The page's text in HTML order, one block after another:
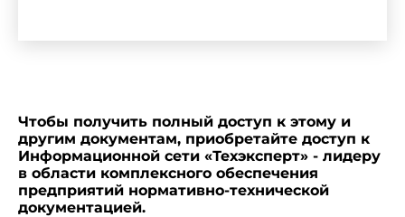
Чтобы получить полный доступ к этому и
другим документам, приобретайте доступ к
Информационной сети «Техэксперт» - лидеру
в области комплексного обеспечения
предприятий нормативно-технической
документацией.